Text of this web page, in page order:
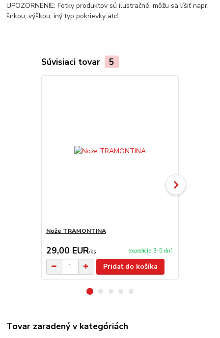
UPOZORNENIE: Fotky produktov sú ilustračné, môžu sa líšiť napr.
šírkou, výškou, iný typ pokrievky atď.
Súvisiaci tovar 5
Nože TRAMONTINA
29,00 EUR/ks expedícia 3-5 dní
Pridať do košíka
Tovar zaradený v kategóriách